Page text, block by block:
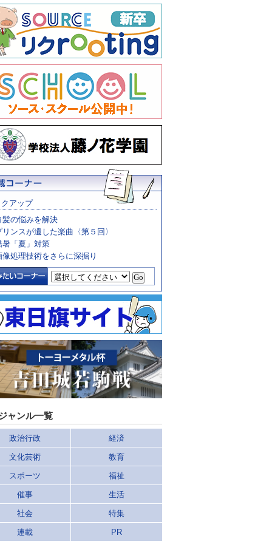
アップ
髪の悩みを解決
リンスが遺した楽曲〈第５回〉
暑「夏」対策
像処理技術をさらに深掘り
ャンル一覧
政治行政 経済
文化芸術 教育
スポーツ 福祉
催事 生活
社会 特集
連載 PR